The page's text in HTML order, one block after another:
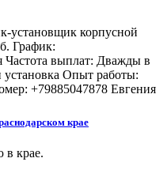
установщик корпусной
График:
выплат: Дважды в
Опыт работы:
+79885047878 Евгения
крае
в крае.